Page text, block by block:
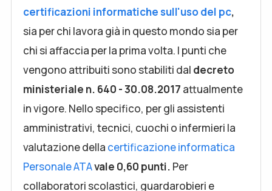
certificazioni informatiche sull'uso del pc,
sia per chi lavora già in questo mondo sia per
chi si affaccia per la prima volta. I punti che
vengono attribuiti sono stabiliti dal decreto
ministeriale n. 640 - 30.08.2017 attualmente
in vigore. Nello specifico, per gli assistenti
amministrativi, tecnici, cuochi o infermieri la
valutazione della certificazione informatica
Personale ATAvale 0,60 punti. Per
collaboratori scolastici, guardarobieri e